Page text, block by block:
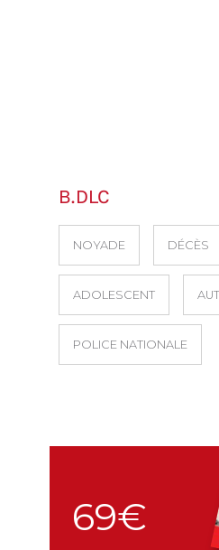
B.DLC
NOYADE DÉCÈS
ADOLESCENT
POLICE NATIONALE
69€